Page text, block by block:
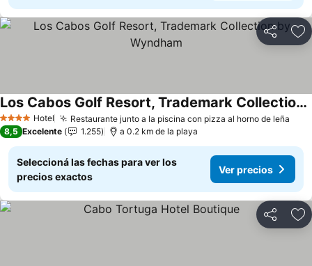
Compartir
4 EstrellasHotel Restaurante junto a la piscina con pizza al horno de leña
Los Cabos Golf Resort, Trademark Collection by Wyndham
Ver precios
8,5 Excelente 1.255 a 0.2 km de la playa
Seleccioná las fechas para ver los
precios exactos
Ver precios
Compartir